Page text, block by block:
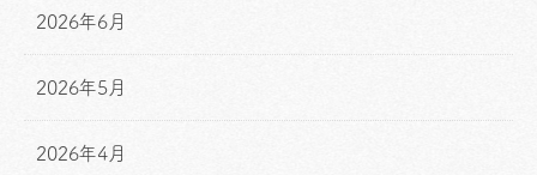
2026年6月
2026年5月
2026年4月